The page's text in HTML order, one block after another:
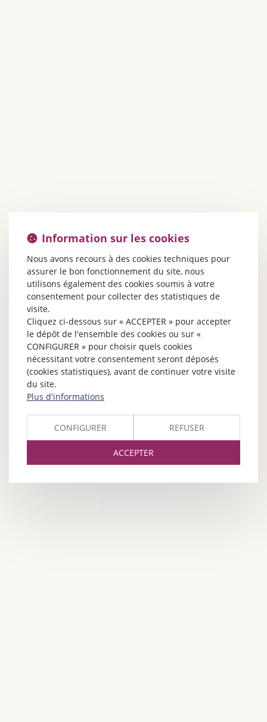
Information sur les cookies
Nous avons recours à des cookies techniques pour
assurer le bon fonctionnement du site, nous
utilisons également des cookies soumis à votre
consentement pour collecter des statistiques de
visite.
Cliquez ci-dessous sur « ACCEPTER » pour accepter
le dépôt de l'ensemble des cookies ou sur «
CONFIGURER » pour choisir quels cookies
nécessitant votre consentement seront déposés
(cookies statistiques), avant de continuer votre visite
du site.
Plus d'informations
CONFIGURER REFUSER
ACCEPTER